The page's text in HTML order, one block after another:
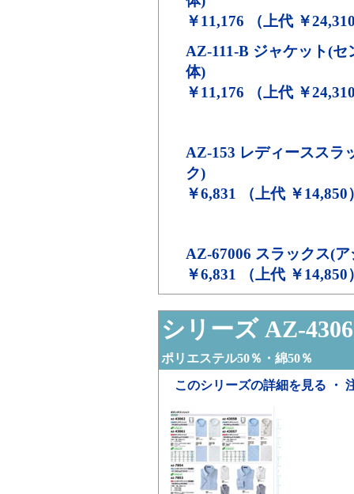
￥11,176 （上代 ￥
AZ-111-B ジャケット(セ
体)
￥11,176 （上代 ￥
AZ-153 レディーススラ
ク)
￥6,831 （上代 ￥14,850
AZ-67006 スラックス(
￥6,831 （上代 ￥14,850
シリーズ AZ-
ポリエステル50％・綿50％
このシリーズの詳細を見る ・